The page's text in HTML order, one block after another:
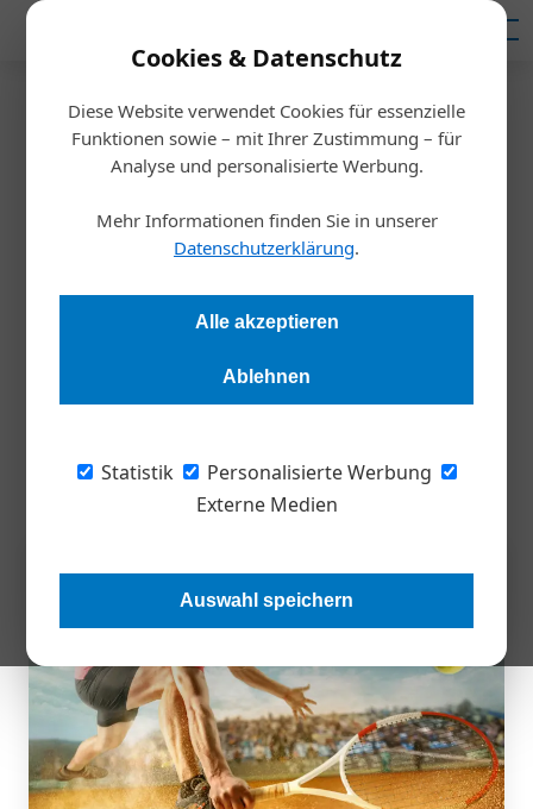
Cookies & Datenschutz
Diese Website verwendet Cookies für essenzielle
Funktionen sowie – mit Ihrer Zustimmung – für
Analyse und personalisierte Werbung.
Mehr Informationen finden Sie in unserer
Datenschutzerklärung.
Alle akzeptieren
Ablehnen
Statistik
Personalisierte Werbung
Externe Medien
Auswahl speichern
Startseite/Inspiration
Sieben Vertriebslektionen von
Alexander Zverev
Im Spitzensport entscheiden oft Nuancen über Sieg und
Niederlage. Das gilt auch im Vertrieb. Wer als Verkäufer*in
Athlet*innen lernen.